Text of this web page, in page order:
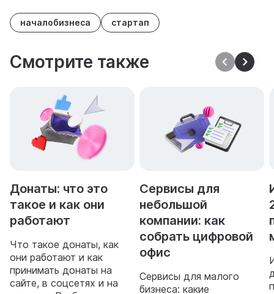
началобизнеса стартап
Смотрите также
Донаты: что это
такое и как они
работают
Что такое донаты, как
они работают и как
принимать донаты на
сайте, в соцсетях и на
Сервисы для
небольшой
компании: как
собрать цифровой
офис
Сервисы для малого
бизнеса: какие